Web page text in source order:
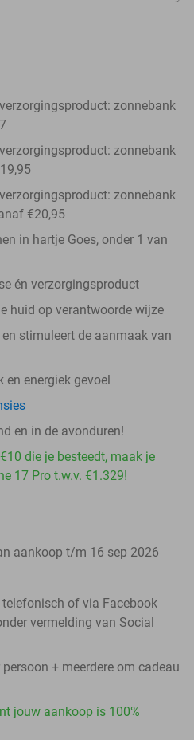
zonnebank
zonnebank
zonnebank
€20,95
in hartje Goes, onder 1 van
én verzorgingsproduct
huid op verantwoorde wijze
stimuleert de aanmaak van
en energiek gevoel
en in de avonduren!
die je besteedt, maak je
17 Pro t.w.v. €1.329!
aankoop t/m 16 sep 2026
of via Facebook
vermelding van Social
+ meerdere om cadeau
jouw aankoop is 100%